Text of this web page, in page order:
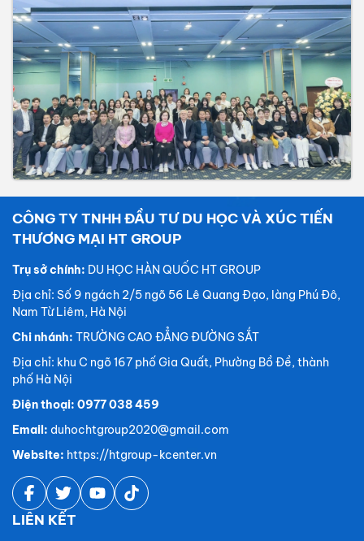
CÔNG TY TNHH ĐẦU TƯ DU HỌC VÀ XÚC TIẾN
THƯƠNG MẠI HT GROUP
Trụ sở chính: DU HỌC HÀN QUỐC HT GROUP
Địa chỉ: Số 9 ngách 2/5 ngõ 56 Lê Quang Đạo, làng Phú Đô,
Nam Từ Liêm, Hà Nội
Chi nhánh: TRƯỜNG CAO ĐẲNG ĐƯỜNG SẮT
Địa chỉ: khu C ngõ 167 phố Gia Quất, Phường Bồ Đề, thành
phố Hà Nội
Điện thoại: 0977 038 459
Email: duhochtgroup2020@gmail.com
Website: https://htgroup-kcenter.vn
LIÊN KẾT